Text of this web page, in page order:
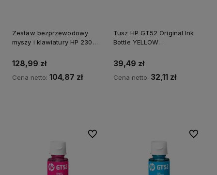
Zestaw bezprzewodowy
myszy i klawiatury HP 230
128,99 zł
Cena netto: 104,87 zł
Tusz HP GT52 Original Ink
Bottle YELLOW
39,49 zł
Cena netto: 32,11 zł
Do ulubionych Do